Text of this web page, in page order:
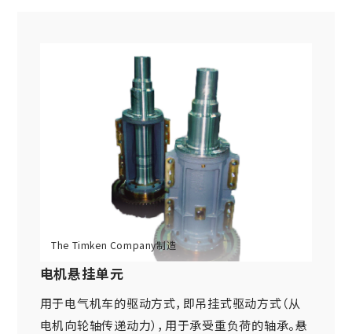
电机悬挂单元
用于电气机车的驱动方式，即吊挂式驱动方式（从
电机向轮轴传递动力），用于承受重负荷的轴承。悬